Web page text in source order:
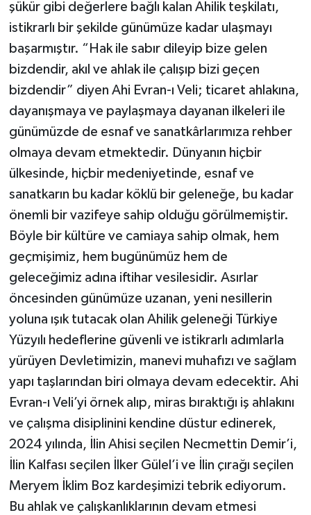
şükür gibi değerlere bağlı kalan Ahilik teşkilatı,
istikrarlı bir şekilde günümüze kadar ulaşmayı
başarmıştır. “Hak ile sabır dileyip bize gelen
bizdendir, akıl ve ahlak ile çalışıp bizi geçen
bizdendir” diyen Ahi Evran-ı Veli; ticaret ahlakına,
dayanışmaya ve paylaşmaya dayanan ilkeleri ile
günümüzde de esnaf ve sanatkârlarımıza rehber
olmaya devam etmektedir. Dünyanın hiçbir
ülkesinde, hiçbir medeniyetinde, esnaf ve
sanatkarın bu kadar köklü bir geleneğe, bu kadar
önemli bir vazifeye sahip olduğu görülmemiştir.
Böyle bir kültüre ve camiaya sahip olmak, hem
geçmişimiz, hem bugünümüz hem de
geleceğimiz adına iftihar vesilesidir. Asırlar
öncesinden günümüze uzanan, yeni nesillerin
yoluna ışık tutacak olan Ahilik geleneği Türkiye
Yüzyılı hedeflerine güvenli ve istikrarlı adımlarla
yürüyen Devletimizin, manevi muhafızı ve sağlam
yapı taşlarından biri olmaya devam edecektir. Ahi
Evran-ı Veli’yi örnek alıp, miras bıraktığı iş ahlakını
ve çalışma disiplinini kendine düstur edinerek,
2024 yılında, İlin Ahisi seçilen Necmettin Demir’i,
İlin Kalfası seçilen İlker Gülel’i ve İlin çırağı seçilen
Meryem İklim Boz kardeşimizi tebrik ediyorum.
Bu ahlak ve çalışkanlıklarının devam etmesi